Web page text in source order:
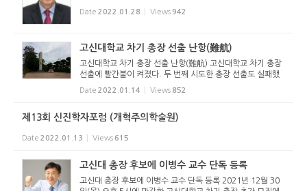
수가 임명됐다. 학교법인 고려학원 이사회(이사장 김종철 목
사)는 2022년 1월 28일(금) 학교법인 회의실에서 제71-1회
Date 2022.01.28 Views 942
고신대학교 차기 총장 선출 난항(難航)
고신대학교 차기 총장 선출 난항(難航) 고신대학교 차기 총장
선출에 빨간불이 켜졌다. 두 번째 시도한 총장 선출도 실패했
기 때문이다. 학교법인 고려학원 이사회(이사장 김종철 목사)
는 2022년 1월 14일 학교법인 회의실에서 제71-1회 제4차
Date 2022.01.14 Views 852
제13회 신진학자포럼 (개혁주의학술원)
Date 2022.01.13 Views 615
고신대 총장 후보에 이병수 교수 단독 등록
고신대 총장 후보에 이병수 교수 단독 등록 2021년 12월 30